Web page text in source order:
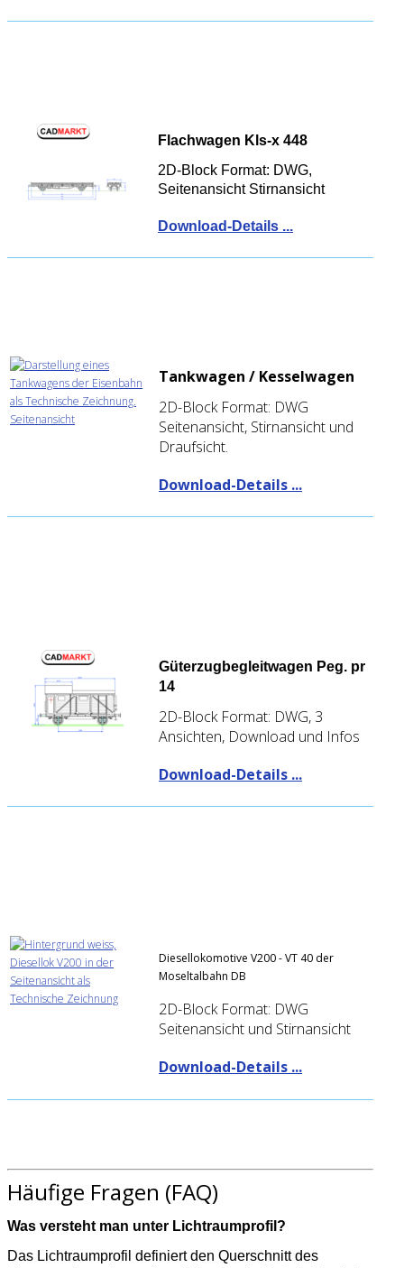
Flachwagen Kls-x 448
2D-Block Format: DWG,
Seitenansicht Stirnansicht
Download-Details ...
Tankwagen / Kesselwagen
2D-Block Format: DWG
Seitenansicht, Stirnansicht und
Draufsicht.
Download-Details ...
Güterzugbegleitwagen Peg. pr
14
2D-Block Format: DWG, 3
Ansichten, Download und Infos
Download-Details ...
Diesellokomotive V200 - VT 40 der
Moseltalbahn DB
2D-Block Format: DWG
Seitenansicht und Stirnansicht
Download-Details ...
Häufige Fragen (FAQ)
Was versteht man unter Lichtraumprofil?
Das Lichtraumprofil definiert den Querschnitt des